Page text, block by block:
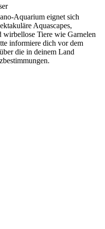
Aquarium eignet sich
Aquascapes,
wirbellose Tiere wie Garnelen
informiere dich vor dem
die in deinem Land